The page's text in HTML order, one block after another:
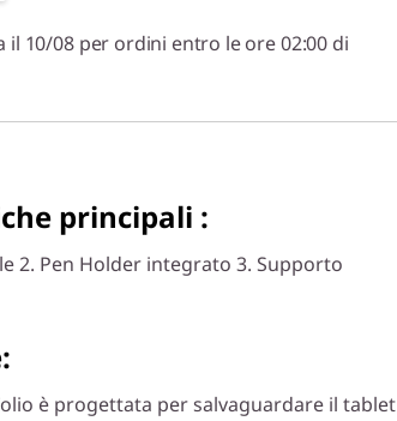
il 10/08 per ordini entro le ore 02:00 di
principali :
2. Pen Holder integrato 3. Supporto
è progettata per salvaguardare il tablet